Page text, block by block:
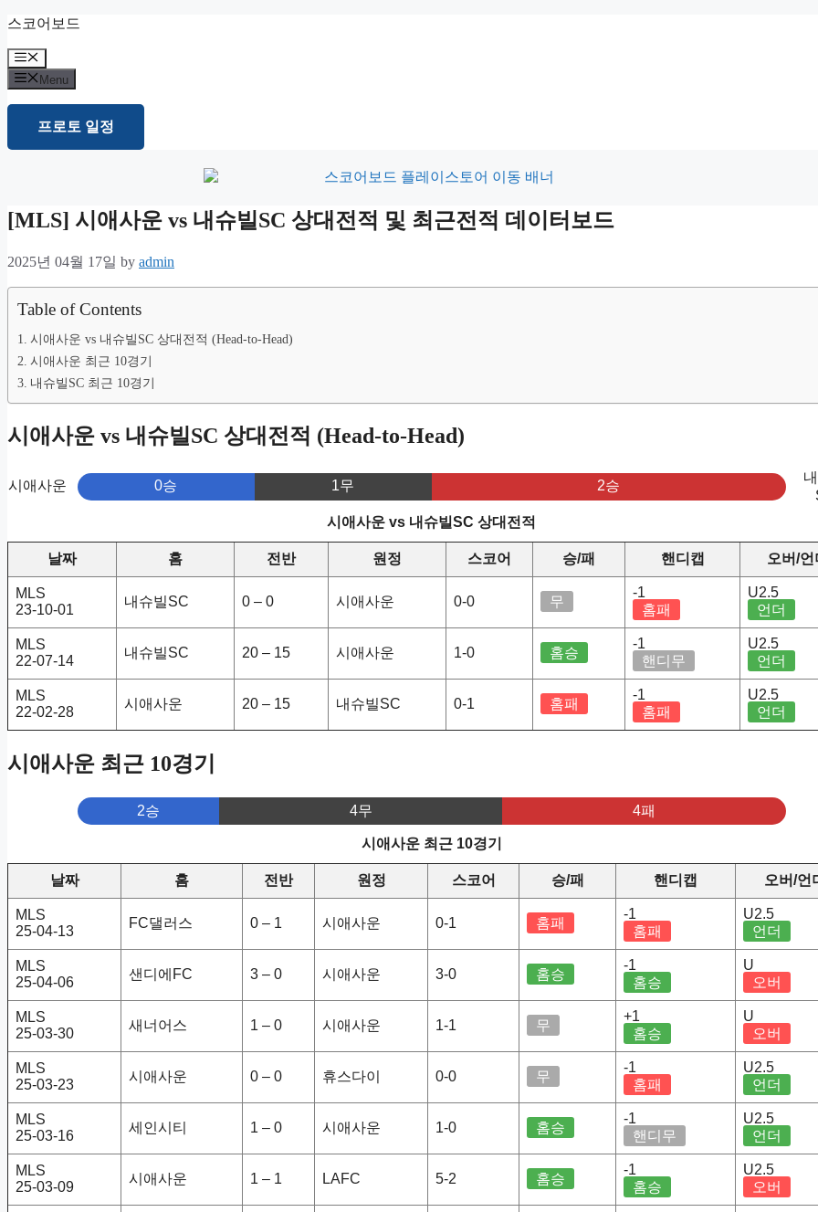
Skip
content
스코어보드
Menu
Menu
프로토 일정
[MLS] 시애사운 vs 내슈빌SC 상대전적 및 최근전적 데이터보드
2025년 04월 17일 by admin
Table of Contents
시애사운 vs 내슈빌SC 상대전적 (Head-to-Head)
시애사운 최근 10경기
내슈빌SC 최근 10경기
시애사운 vs 내슈빌SC 상대전적 (Head-to-Head)
시애사운 0승 1무 2승
시애사운 vs 내슈빌SC 상대전적
날짜 홈 전반 원정 스코어 승/패 핸디캡 오버/언
MLS
23-10-01
내슈빌SC 0 – 0 시애사운 0-0 무
-1
홈패
U2.5
언더
MLS
22-07-14
내슈빌SC 20 – 15 시애사운 1-0 홈승
-1
핸디무
U2.5
언더
MLS
22-02-28
시애사운 20 – 15 내슈빌SC 0-1 홈패
-1
홈패
U2.5
언더
시애사운 최근 10경기
2승 4무 4패
시애사운 최근 10경기
날짜 홈 전반 원정 스코어 승/패 핸디캡 오버/언
MLS
25-04-13
FC댈러스 0 – 1 시애사운 0-1 홈패
-1
홈패
U2.5
언더
MLS
25-04-06
샌디에FC 3 – 0 시애사운 3-0 홈승
-1
홈승
U
오버
MLS
25-03-30
새너어스 1 – 0 시애사운 1-1 무
+1
홈승
U
오버
MLS
25-03-23
시애사운 0 – 0 휴스다이 0-0 무
-1
홈패
U2.5
언더
MLS
25-03-16
세인시티 1 – 0 시애사운 1-0 홈승
-1
핸디무
U2.5
언더
MLS
25-03-09
시애사운 1 – 1 LAFC 5-2 홈승
-1
홈승
U2.5
오버